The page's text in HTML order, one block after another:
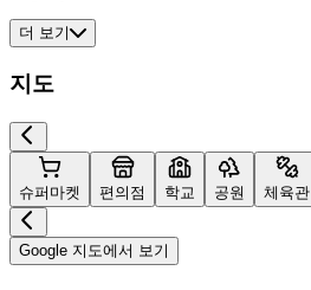
더 보기
지도
슈퍼마켓 편의점 학교 공원 체육관
Google 지도에서 보기